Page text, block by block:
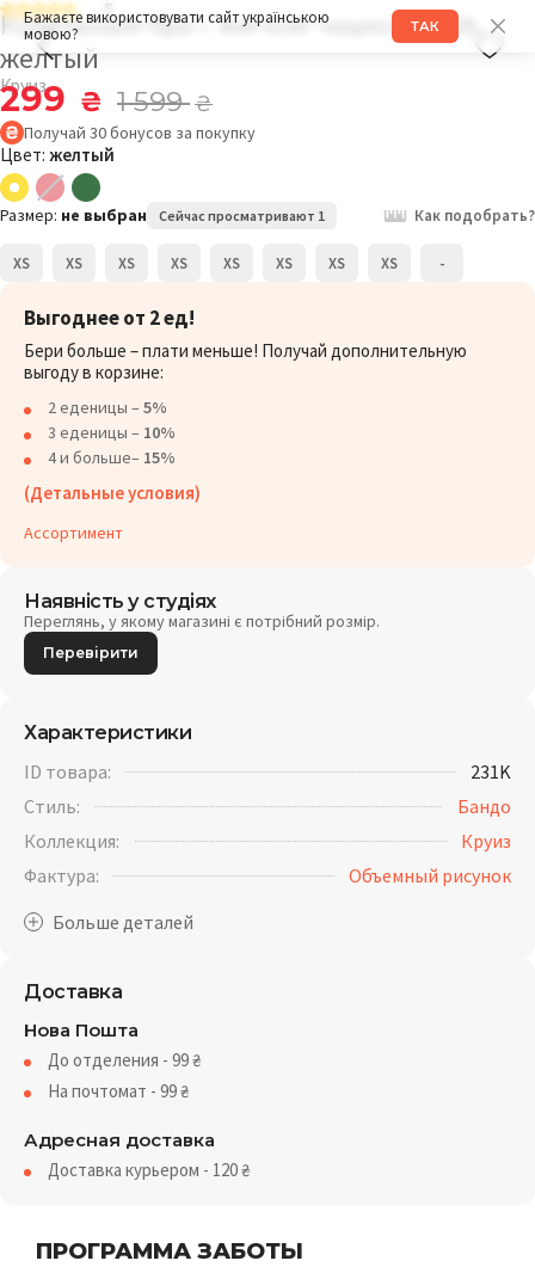
Бажаєте використовувати сайт українською
мовою?
ТАК
5
Купальный бра с мягкой чашкой 231K
желтый
Круиз
299 ₴ 1 599₴
Получай 30бонусов за покупку
Цвет: желтый
Размер: не выбран Сейчас просматривают 1 Как подобрать?
XS XS XS XS XS XS XS XS -
Выгоднее от 2 ед!
Бери больше – плати меньше! Получай дополнительную
выгоду в корзине:
2 еденицы – 5%
3 еденицы – 10%
4 и больше– 15%
(Детальные условия)
Ассортимент
ПРОГРАММА ЗАБОТЫ
Наявність у студіях
Переглянь, у якому магазині є потрібний розмір.
Перевірити
Характеристики
ID товара:
231K
Стиль:
Бандо
Коллекция:
Круиз
Фактура:
Объемный рисунок
Доставка
Нова Пошта
До отделения - 99₴
На почтомат - 99₴
Адресная доставка
Доставка курьером - 120₴